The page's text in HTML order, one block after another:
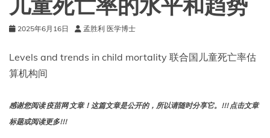
儿童死亡率的水平和趋势
2025年6月16日 孟胜利 医学博士
Levels and trends in child mortality 联合国儿童死亡率估
算机构间
感谢您阅读 疫苗网 文章！这篇文章是公开的，所以请随时分享它。!!! 点击文章
标题或阅读更多!!!